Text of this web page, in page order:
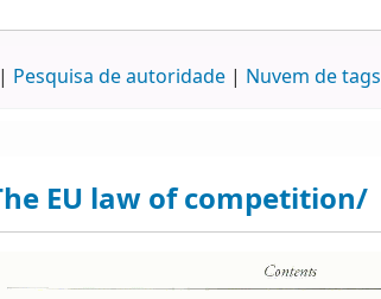
Pesquisa de autoridade Nuvem de tags
EU law of competition/